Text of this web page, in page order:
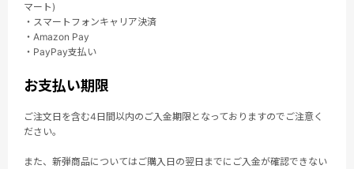
マート)
・スマートフォンキャリア決済
・Amazon Pay
・PayPay支払い
お支払い期限
ご注文日を含む4日間以内のご入金期限となっておりますのでご注意く
ださい。
また、新弾商品についてはご購入日の翌日までにご入金が確認できない